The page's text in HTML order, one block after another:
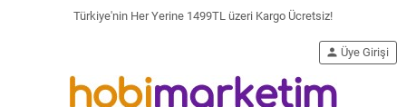
Türkiye'nin Her Yerine 1499TL üzeri Kargo Ücretsiz!
person Üye Girişi